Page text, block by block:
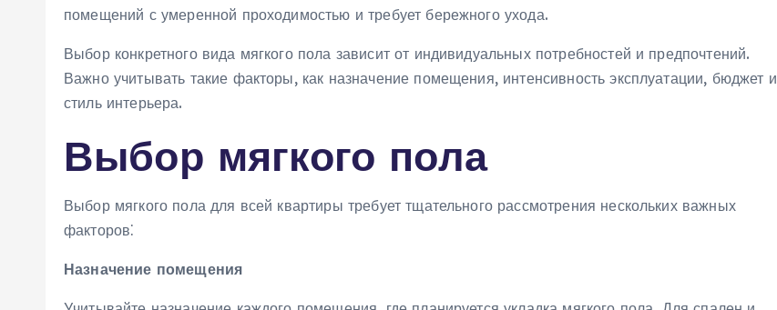
помещений с умеренной проходимостью и требует бережного ухода.
Выбор конкретного вида мягкого пола зависит от индивидуальных потребностей и предпочтений.
Важно учитывать такие факторы, как назначение помещения, интенсивность эксплуатации, бюджет и
стиль интерьера.
Выбор мягкого пола
Выбор мягкого пола для всей квартиры требует тщательного рассмотрения нескольких важных
факторов⁚
Назначение помещения